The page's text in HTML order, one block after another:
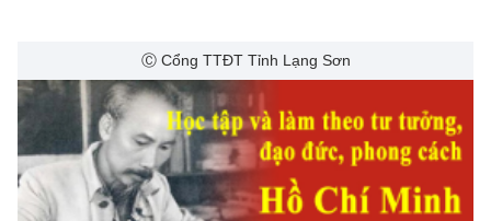
Ⓒ Cổng TTĐT Tỉnh Lạng Sơn